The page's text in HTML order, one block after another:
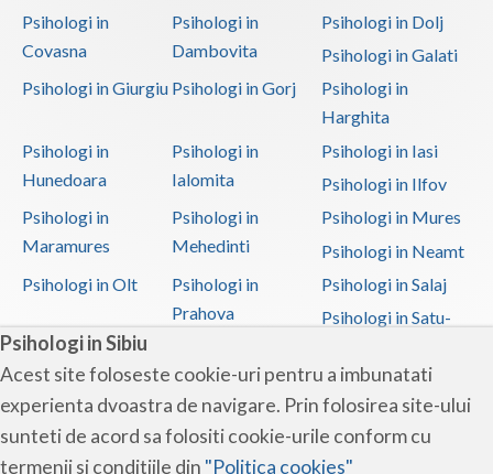
Psihologi in Sibiu
Acest site foloseste cookie-uri pentru a imbunatati
experienta dvoastra de navigare. Prin folosirea site-ului
sunteti de acord sa folositi cookie-urile conform cu
termenii si conditiile din "Politica cookies"
Psihologi in
Covasna
Psihologi in
Dambovita
Psihologi in Dolj
Psihologi in Galati
Psihologi in Giurgiu Psihologi in Gorj
Psihologi in
Harghita
Psihologi in
Hunedoara
Psihologi in
Ialomita
Psihologi in Iasi
Psihologi in Ilfov
Psihologi in
Maramures
Psihologi in
Mehedinti
Psihologi in Mures
Psihologi in Neamt
Psihologi in Olt
Psihologi in
Prahova
Psihologi in Salaj
Psihologi in Satu-
Psihologi in Sibiu
Psihologi in
Suceava
Psihologi in
Teleorman
Psihologi in Timis
Psihologi in Tulcea Psihologi in Valcea